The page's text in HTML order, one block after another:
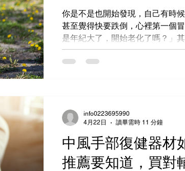
你是不是也開始發現，自己有時
甚至覺得快要跌倒，心裡第一個
是年紀大了，開始老化了嗎？」
很多，真的不只是年齡增長這麼
你一起了解常見的平衡感不好原
中風手部復健器材
推薦要知道，買對
info0223695990
4月22日
讀畢需時 11 分鐘